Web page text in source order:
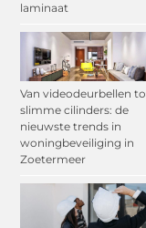
laminaat
Van videodeurbellen
slimme cilinders: de
nieuwste trends in
woningbeveiliging in
Zoetermeer